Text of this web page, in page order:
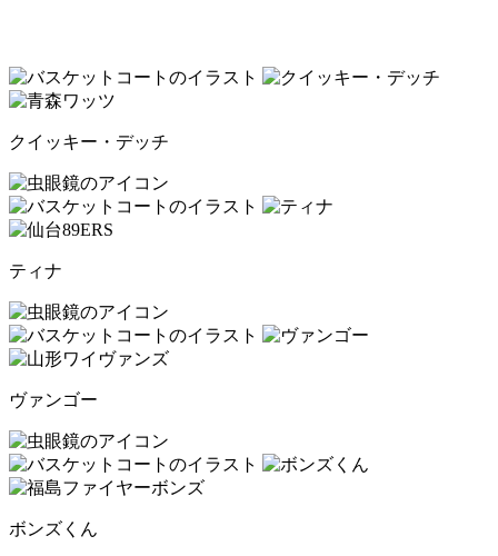
クイッキー・デッチ
ティナ
ヴァンゴー
ボンズくん